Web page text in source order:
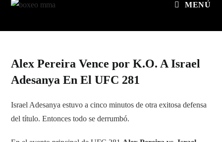
MENÚ
Alex Pereira Vence por K.O. A Israel
Adesanya En El UFC 281
Israel Adesanya estuvo a cinco minutos de otra exitosa defensa
del título. Entonces todo se derrumbó.